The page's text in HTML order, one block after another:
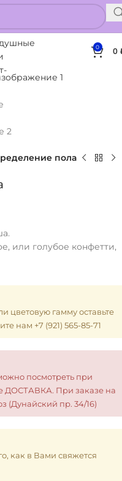
0 0
пола
или голубое конфетти,
цветовую гамму оставьте
нам +7 (921) 565-85-71
посмотреть при
ДОСТАВКА. При заказе на
(Дунайский пр. 34/16)
как в Вами свяжется